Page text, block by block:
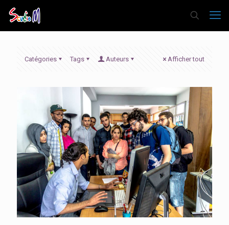
Catégories Tags Auteurs Afficher tout